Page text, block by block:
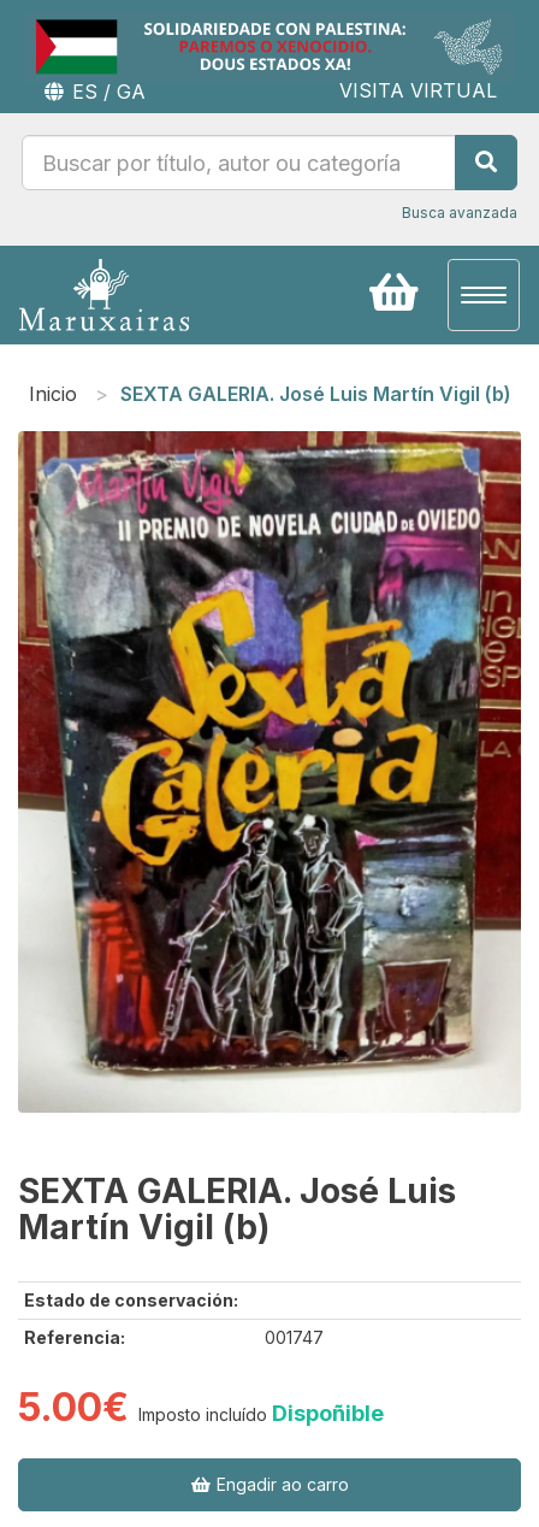
ES / GA VISITA VIRTUAL
Busca avanzada
Inicio SEXTA GALERIA. José Luis Martín Vigil (b)
SEXTA GALERIA. José Luis
Martín Vigil (b)
Estado de conservación:
Referencia:
001747
5.00€ Imposto incluído Dispoñible
Engadir ao carro